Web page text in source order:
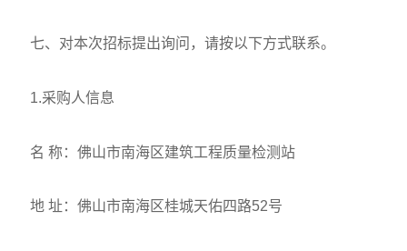
七、对本次招标提出询问，请按以下方式联系。
1.采购人信息
名 称：佛山市南海区建筑工程质量检测站
地 址：佛山市南海区桂城天佑四路52号